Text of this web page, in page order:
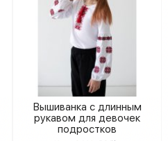
Вышиванка с длинным
рукавом для девочек
подростков